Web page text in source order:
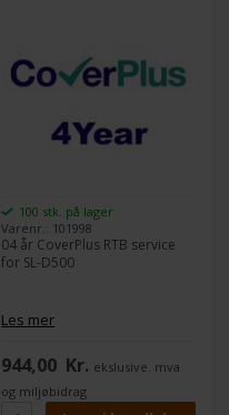
100 stk. på lager
Varenr.: 101998
04 år CoverPlus RTB service
for SL-D500
Les mer
944,00 Kr. ekslusive. mva
og miljøbidrag